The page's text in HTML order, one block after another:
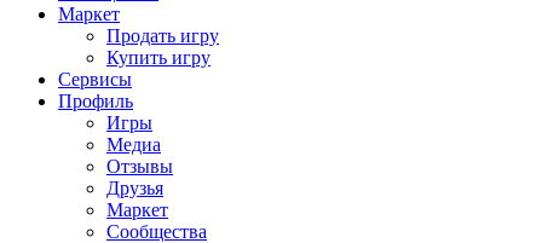
Маркет
Продать игру
Купить игру
Сервисы
Профиль
Игры
Медиа
Отзывы
Друзья
Маркет
Сообщества